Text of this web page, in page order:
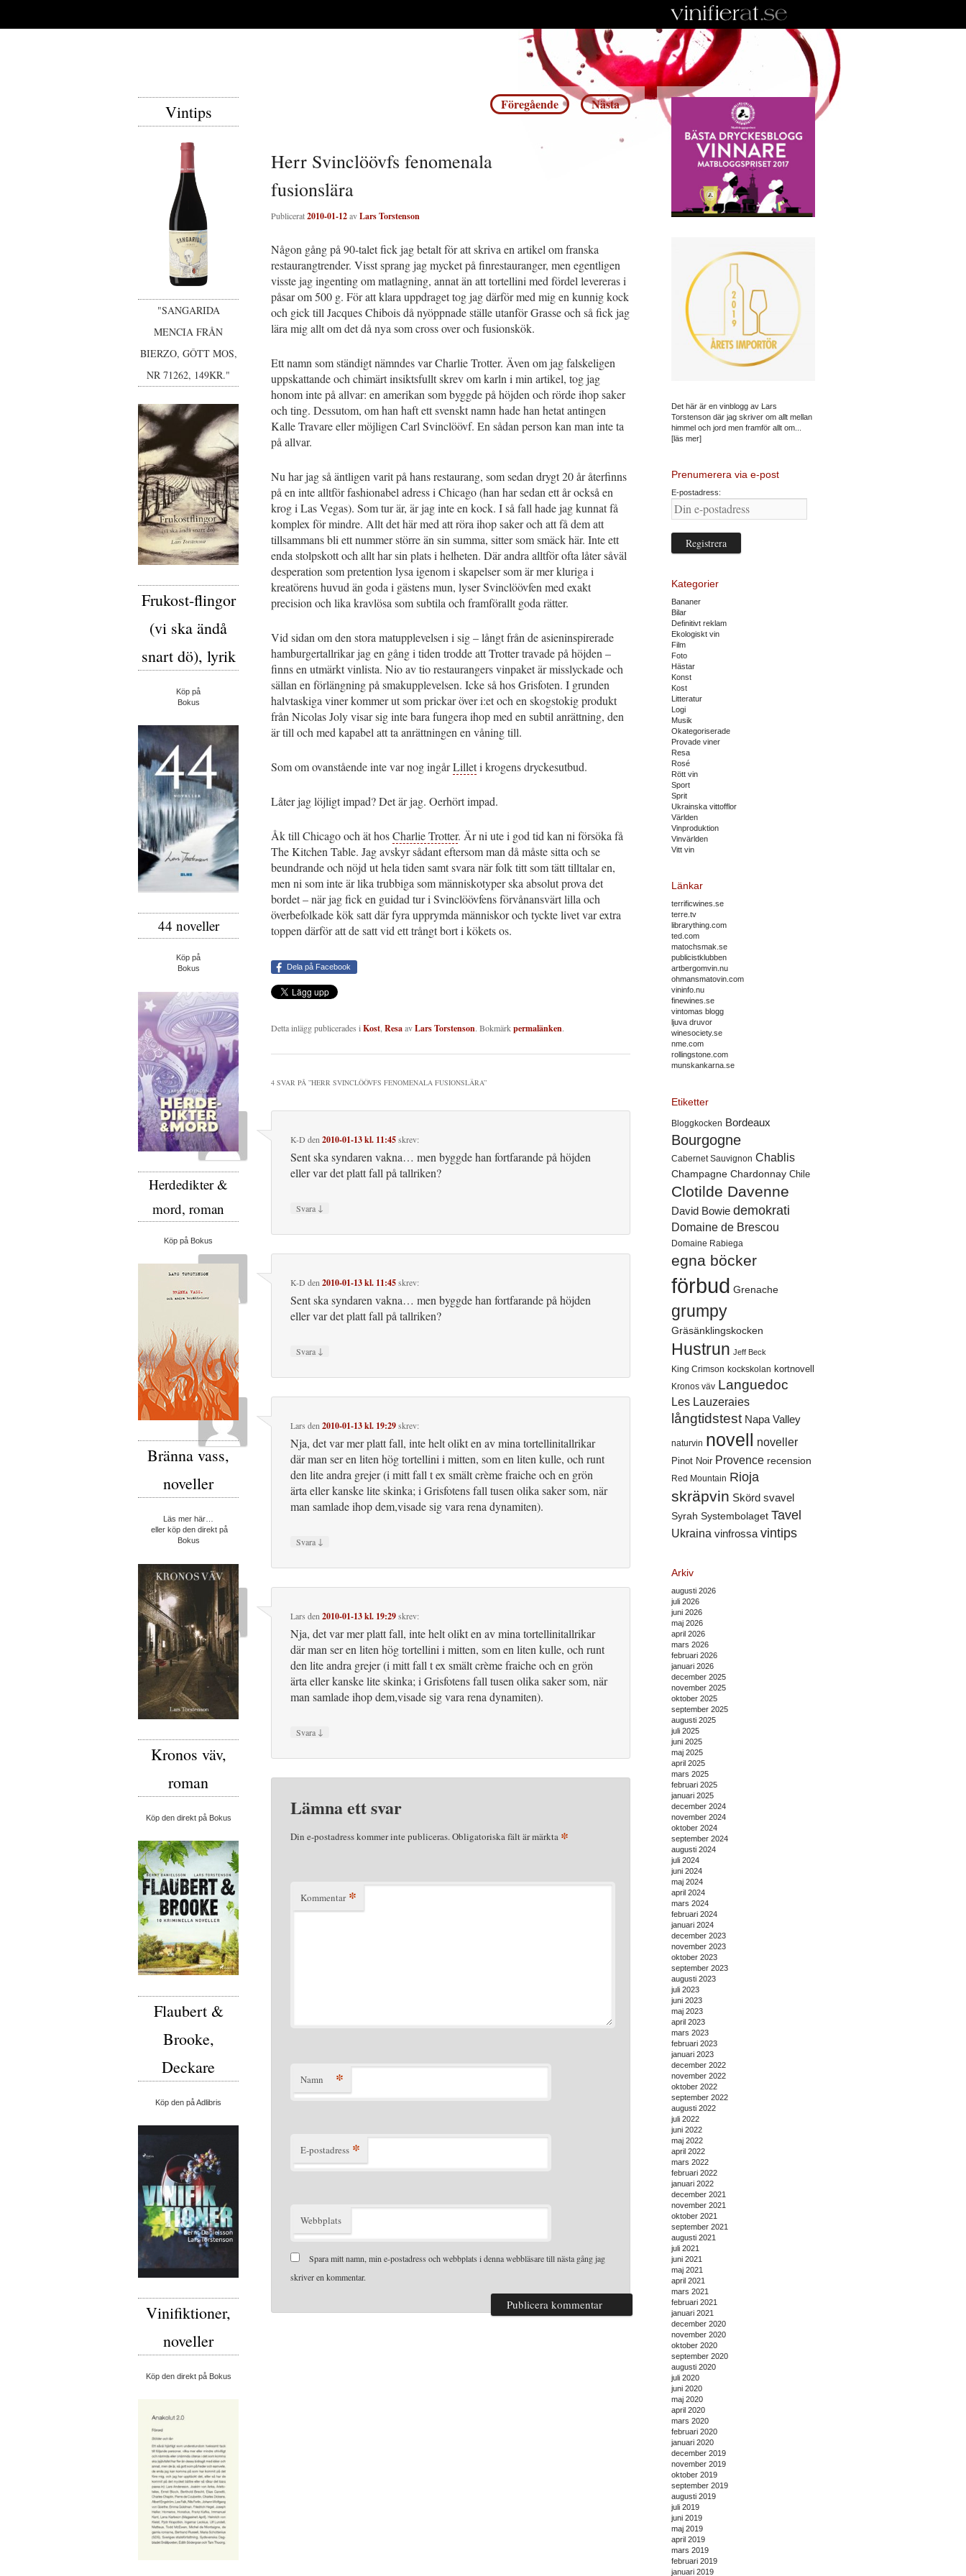
Inläggsnavigering
Föregående Nästa
Herr Svinclöövfs fenomenala
fusionslära
Publicerat2010-01-12avLars Torstenson
Någon gång på 90-talet fick jag betalt för att skriva en artikel om franska
restaurangtrender. Visst sprang jag mycket på finrestauranger, men egentligen
visste jag ingenting om matlagning, annat än att tortellini med fördel levereras i
påsar om 500 g. För att klara uppdraget tog jag därför med mig en kunnig kock
och gick till Jacques Chibois då nyöppnade ställe utanför Grasse och så fick jag
lära mig allt om det då nya som cross over och fusionskök.
Ett namn som ständigt nämndes var Charlie Trotter. Även om jag falskeligen
uppskattande och chimärt insiktsfullt skrev om karln i min artikel, tog jag
honom inte på allvar: en amerikan som byggde på höjden och rörde ihop saker
och ting. Dessutom, om han haft ett svenskt namn hade han hetat antingen
Kalle Travare eller möjligen Carl Svinclöövf. En sådan person kan man inte ta
på allvar.
Nu har jag så äntligen varit på hans restaurang, som sedan drygt 20 år återfinns
på en inte alltför fashionabel adress i Chicago (han har sedan ett år också en
krog i Las Vegas). Som tur är, är jag inte en kock. I så fall hade jag kunnat få
komplex för mindre. Allt det här med att röra ihop saker och att få dem att
tillsammans bli ett nummer större än sin summa, sitter som smäck här. Inte ett
enda stolpskott och allt har sin plats i helheten. Där andra alltför ofta låter såväl
desperation som pretention lysa igenom i skapelser som är mer kluriga i
kreatörens huvud än goda i gästens mun, lyser Svinclöövfen med exakt
precision och lika kravlösa som subtila och framförallt goda rätter.
Vid sidan om den stora matupplevelsen i sig – långt från de asieninspirerade
hamburgertallrikar jag en gång i tiden trodde att Trotter travade på höjden –
finns en utmärkt vinlista. Nio av tio restaurangers vinpaket är misslyckade och
sällan en förlängning på smakupplevelsen. Icke så hos Grisfoten. I grunden
halvtaskiga viner kommer ut som prickar över i:et och en skogstokig produkt
från Nicolas Joly visar sig inte bara fungera ihop med en subtil anrättning, den
är till och med kapabel att ta anrättningen en våning till.
Som om ovanstående inte var nog ingårLilleti krogens dryckesutbud.
Låter jag löjligt impad? Det är jag. Oerhört impad.
Åk till Chicago och ät hosCharlie Trotter. Är ni ute i god tid kan ni försöka få
The Kitchen Table. Jag avskyr sådant eftersom man då måste sitta och se
beundrande och nöjd ut hela tiden samt svara när folk titt som tätt tilltalar en,
men ni som inte är lika trubbiga som människotyper ska absolut prova det
bordet – när jag fick en guidad tur i Svinclöövfens förvånansvärt lilla och
överbefolkade kök satt där fyra upprymda människor och tyckte livet var extra
toppen därför att de satt vid ett trångt bort i kökets os.
Dela på Facebook
Detta inlägg publicerades i Kost ResaavLars Torstenson. Bokmärkpermalänken.
4 SVAR PÅ ”HERR SVINCLÖÖVFS FENOMENALA FUSIONSLÄRA”
K-D den 2010-01-13 kl. 11:45skrev:
Sent ska syndaren vakna… men byggde han fortfarande på höjden
eller var det platt fall på tallriken?
Svara ↓
K-D den 2010-01-13 kl. 11:45skrev:
Sent ska syndaren vakna… men byggde han fortfarande på höjden
eller var det platt fall på tallriken?
Svara ↓
Lars den 2010-01-13 kl. 19:29skrev:
Nja, det var mer platt fall, inte helt olikt en av mina tortellinitallrikar
där man ser en liten hög tortellini i mitten, som en liten kulle, och runt
den lite andra grejer (i mitt fall t ex smält crème fraiche och en grön
ärta eller kanske lite skinka; i Grisfotens fall tusen olika saker som, när
man samlade ihop dem,visade sig vara rena dynamiten).
Svara ↓
Lars den 2010-01-13 kl. 19:29skrev:
Nja, det var mer platt fall, inte helt olikt en av mina tortellinitallrikar
där man ser en liten hög tortellini i mitten, som en liten kulle, och runt
den lite andra grejer (i mitt fall t ex smält crème fraiche och en grön
ärta eller kanske lite skinka; i Grisfotens fall tusen olika saker som, när
man samlade ihop dem,visade sig vara rena dynamiten).
Svara ↓
Lämna ett svar
Din e-postadress kommer inte publiceras.Obligatoriska fält är märkta *
Kommentar *
Namn *
E-postadress *
Webbplats
Spara mitt namn, min e-postadress och webbplats i denna webbläsare till nästa gång jag
skriver en kommentar.
Det här är en vinblogg av Lars
Torstenson där jag skriver om allt mellan
himmel och jord men framför allt om...
[läs mer]
Prenumerera via e-post
E-postadress:
Kategorier
Bananer
Bilar
Definitivt reklam
Ekologiskt vin
Film
Foto
Hästar
Konst
Kost
Litteratur
Logi
Musik
Okategoriserade
Provade viner
Resa
Rosé
Rött vin
Sport
Sprit
Ukrainska vittofflor
Världen
Vinproduktion
Vinvärlden
Vitt vin
Länkar
terrificwines.se
terre.tv
librarything.com
ted.com
matochsmak.se
publicistklubben
artbergomvin.nu
ohmansmatovin.com
vininfo.nu
finewines.se
vintomas blogg
ljuva druvor
winesociety.se
nme.com
rollingstone.com
munskankarna.se
Etiketter
Bloggkocken Bordeaux
Bourgogne
Cabernet Sauvignon Chablis
Champagne Chardonnay Chile
Clotilde Davenne
David Bowie demokrati
Domaine de Brescou
Domaine Rabiega
egna böcker
förbud Grenache
grumpy
Gräsänklingskocken
Hustrun Jeff Beck
King Crimson kockskolan kortnovell
Kronos väv Languedoc
Les Lauzeraies
långtidstest Napa Valley
naturvin novell noveller
Pinot Noir Provence recension
Red Mountain Rioja
skräpvin Skörd svavel
Syrah Systembolaget Tavel
Ukraina vinfrossa vintips
Arkiv
augusti 2026
juli 2026
juni 2026
maj 2026
april 2026
mars 2026
februari 2026
januari 2026
december 2025
november 2025
oktober 2025
september 2025
augusti 2025
juli 2025
juni 2025
maj 2025
april 2025
mars 2025
februari 2025
januari 2025
december 2024
november 2024
oktober 2024
september 2024
augusti 2024
juli 2024
juni 2024
maj 2024
april 2024
mars 2024
februari 2024
januari 2024
december 2023
november 2023
oktober 2023
september 2023
augusti 2023
juli 2023
juni 2023
maj 2023
april 2023
mars 2023
februari 2023
januari 2023
december 2022
november 2022
oktober 2022
september 2022
augusti 2022
juli 2022
juni 2022
maj 2022
april 2022
mars 2022
februari 2022
januari 2022
december 2021
november 2021
oktober 2021
september 2021
augusti 2021
juli 2021
juni 2021
maj 2021
april 2021
mars 2021
februari 2021
januari 2021
december 2020
november 2020
oktober 2020
september 2020
augusti 2020
juli 2020
juni 2020
maj 2020
april 2020
mars 2020
februari 2020
januari 2020
december 2019
november 2019
oktober 2019
september 2019
augusti 2019
juli 2019
juni 2019
maj 2019
april 2019
mars 2019
februari 2019
januari 2019
Vintips
"SANGARIDA
MENCIA FRÅN
BIERZO, GÔTT MOS,
NR 71262, 149KR."
Frukost-flingor
(vi ska ändå
snart dö), lyrik
Köp på
Bokus
44 noveller
Köp på
Bokus
Herdedikter &
mord, roman
Köp på Bokus
Bränna vass,
noveller
Läs mer här…
eller köp den direkt på
Bokus
Kronos väv,
roman
Köp den direkt på Bokus
Flaubert &
Brooke,
Deckare
Köp den på Adlibris
Vinifiktioner,
noveller
Köp den direkt på Bokus